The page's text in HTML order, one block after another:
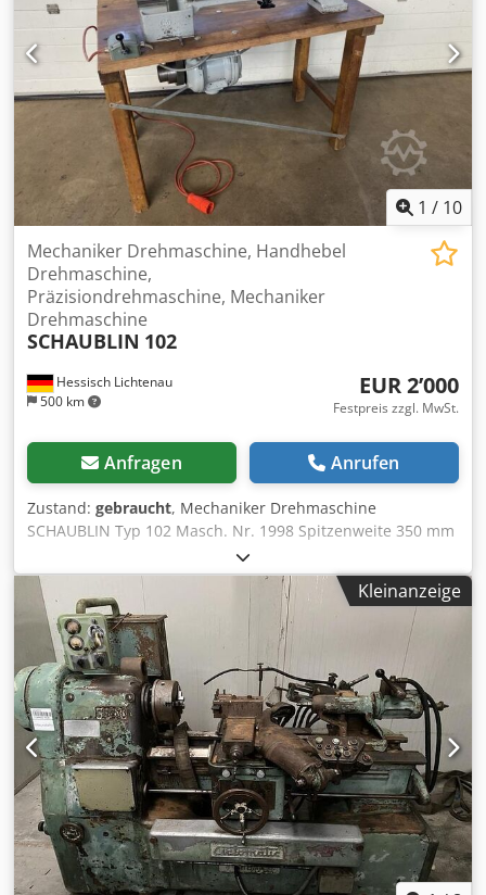
1 / 10
Hessisch Lichtenau
500 km
Mechaniker Drehmaschine, Handhebel
Drehmaschine,
Präzisiondrehmaschine, Mechaniker
Drehmaschine
SCHAUBLIN 102
EUR 2’000
Festpreis zzgl. MwSt.
Anfragen Anrufen
Zustand: gebraucht, Mechaniker Drehmaschine
SCHAUBLIN Typ 102 Masch. Nr. 1998 Spitzenweite 350 mm
Bettlänge komplett ab Spindelkasten 635 mm
Drehdurchmesser über Bett 200 mm Spitzenhöhe über
Bett 102 mm Drehdurchmesser über Support 120 mm
Spitzenhöhe über Support 61 mm Spindelbohrung 18/20
mm Spindeldrehzahl Getriebestufe1 ca. 120 / 190 / 320
U/min. Spindeldrehzahl Getriebestufe2 ca. 590 / 970 / 1500
U/min. Futterflansch Außengewinde M38 x 3 mm
Reitstockinnenkegel MK 1 Antriebsmotor 0,55 kW, 920
U/min. Netzanschluß 380 Volt, 50 Hz Csdpfxoy Dvf Ro
Afheha - Spindeldrehzahl über 2 Getriebestufen und 3x
umlegen des Antriebsriemen - Rechts- Linkslauf der
Hauptspindel - Spindelaufnahme mit M38 x 3 mm
Gewinde - 3-Backen Planspiraldrehfutter Ø 128 mm mit
Stufenbacken - Spannzangeneinrichtung mit 6 Stück
Rundspannzangen Ø 3 / 4 / 5 / 6 / 8 / 20 mm - integrierte
Kleinanzeige